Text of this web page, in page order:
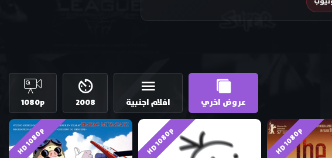
عروض اخري افلام اجنبية 2008
1080p
HD 1080p
HD 1080p
HD 1080p